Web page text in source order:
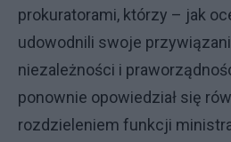
prokuratorami, którzy – jak
udowodnili swoje
niezależności i
ponownie opowiedział się
rozdzieleniem funkcji